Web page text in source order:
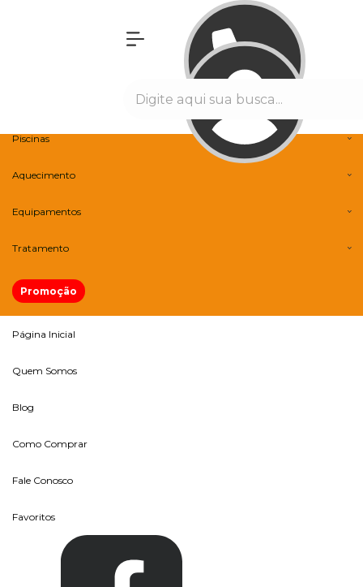
Piscinas
Aquecimento
Equipamentos
Tratamento
Promoção
Página Inicial
Quem Somos
Blog
Como Comprar
Fale Conosco
Favoritos